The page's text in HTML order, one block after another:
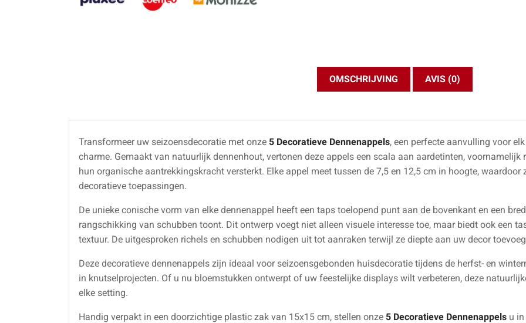
OMSCHRIJVING AVIS (0)
Transformeer uw seizoensdecoratie met onze 5 Decoratieve Dennenappels, een perfecte aanvulling voor
charme. Gemaakt van natuurlijk dennenhout, vertonen deze appels een scala aan aardetinten,
hun organische aantrekkingskracht versterkt. Elke appel meet tussen de 7,5 en 12,5 cm in hoogte,
decoratieve toepassingen.
De unieke conische vorm van elke dennenappel heeft een taps toelopend punt aan de bovenkant en een
rangschikking van schubben toont. Dit ontwerp voegt niet alleen visuele interesse toe, maar biedt ook een
textuur. De uitgesproken richels en schubben nodigen uit tot aanraken terwijl ze diepte aan uw decor
Deze decoratieve dennenappels zijn ideaal voor seizoensgebonden huisdecoratie tijdens de herfst- en
in knutselprojecten. Of u nu bloemstukken ontwerpt of uw feestelijke displays wilt verbeteren, deze
elke setting.
Handig verpakt in een doorzichtige plastic zak van 15x15 cm, stellen onze 5 Decoratieve Dennenappels u